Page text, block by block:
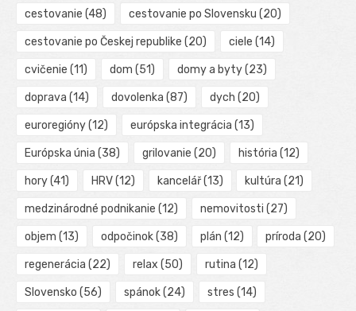
cestovanie (48) cestovanie po Slovensku (20)
cestovanie po Českej republike (20) ciele (14)
cvičenie (11) dom (51) domy a byty(23)
doprava (14) dovolenka (87) dych (20)
euroregióny(12) európska integrácia (13)
Európska únia (38) grilovanie (20) história (12)
hory(41) HRV(12) kancelář(13) kultúra (21)
medzinárodné podnikanie (12) nemovitosti (27)
objem (13) odpočinok(38) plán (12) príroda (20)
regenerácia (22) relax (50) rutina (12)
Slovensko (56) spánok(24) stres (14)